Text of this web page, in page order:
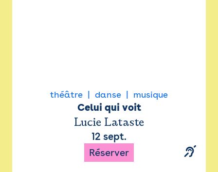
théâtre danse musique
Celui qui voit
Lucie Lataste
12 sept.
Réserver